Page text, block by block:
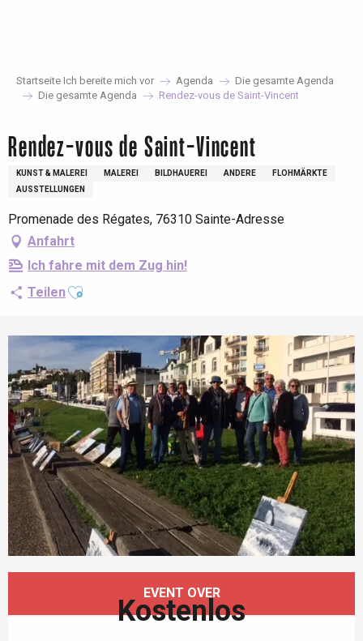
Startseite Ich bereite mich vor Agenda
Die gesamte Agenda
Die gesamte Agenda
Rendez-vous de Saint-Vincent
Rendez-vous de Saint-Vincent
KUNST & MALEREI MALEREI BILDHAUEREI ANDERE
FLOHMÄRKTE
AUSSTELLUNGEN
Promenade des Régates, 76310 Sainte-Adresse
Anfahrt
Ich fahre mit dem Zug hin!
TeilenAjouter aux favoris
EVENT OVER
Kostenlos